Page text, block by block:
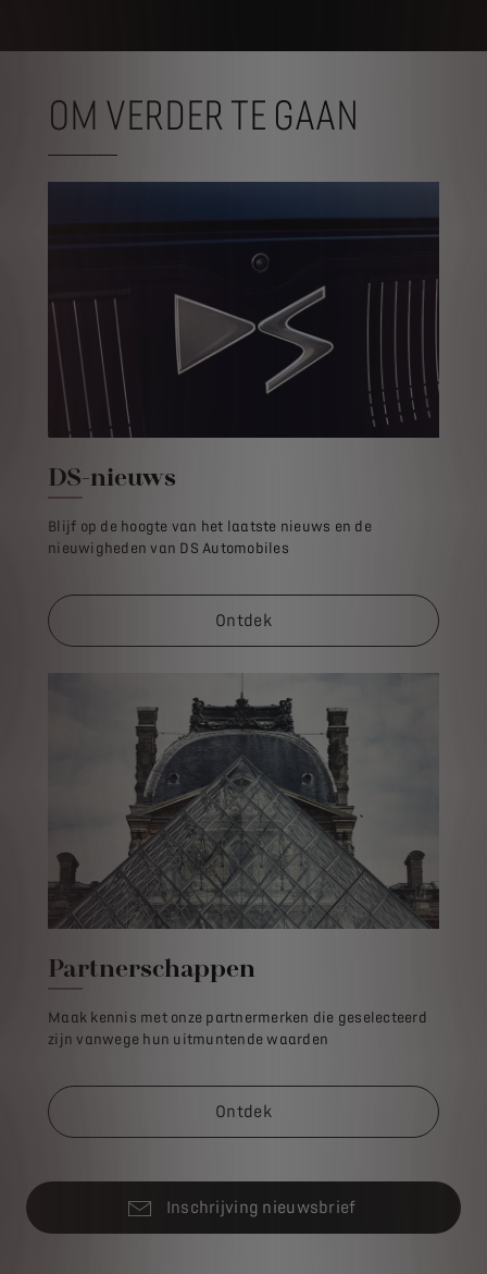
OM VERDER TE GAAN
DS-nieuws
Blijf op de hoogte van het laatste nieuws en de
nieuwigheden van DS Automobiles
Ontdek
Partnerschappen
Maak kennis met onze partnermerken die geselecteerd
zijn vanwege hun uitmuntende waarden
Ontdek
Inschrijving nieuwsbrief